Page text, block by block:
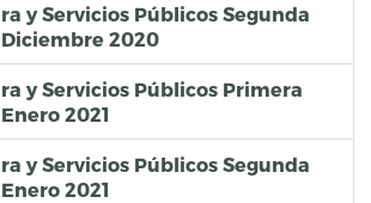
y Servicios Públicos Segunda
2020
y Servicios Públicos Primera
2021
y Servicios Públicos Segunda
2021